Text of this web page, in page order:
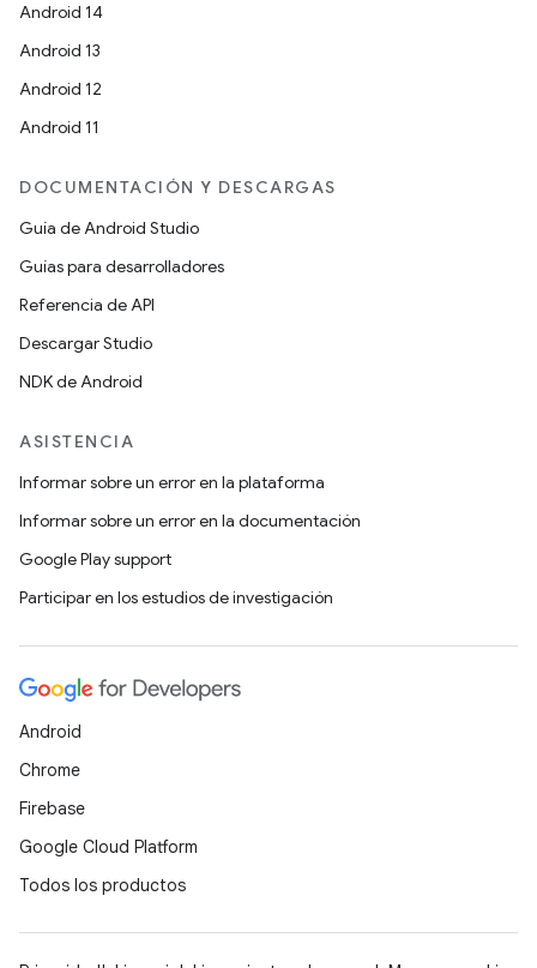
Android 14
Android 13
Android 12
Android 11
DOCUMENTACIÓN Y DESCARGAS
Guía de Android Studio
Guías para desarrolladores
Referencia de API
Descargar Studio
NDK de Android
ASISTENCIA
Informar sobre un error en la plataforma
Informar sobre un error en la documentación
Google Play support
Participar en los estudios de investigación
Android
Chrome
Firebase
Google Cloud Platform
Todos los productos